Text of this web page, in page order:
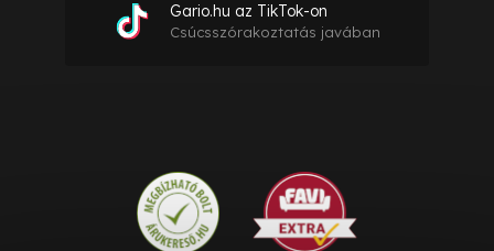
Gario.hu az TikTok-on
Csúcsszórakoztatás javában